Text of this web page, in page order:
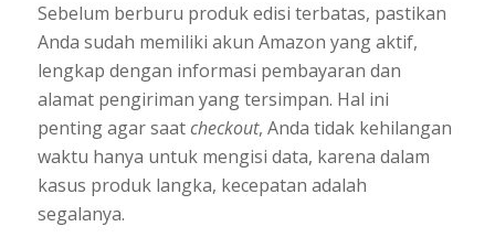
Sebelum berburu produk edisi terbatas, pastikan
Anda sudah memiliki akun Amazon yang aktif,
lengkap dengan informasi pembayaran dan
alamat pengiriman yang tersimpan. Hal ini
penting agar saatcheckout, Anda tidak kehilangan
waktu hanya untuk mengisi data, karena dalam
kasus produk langka, kecepatan adalah
segalanya.